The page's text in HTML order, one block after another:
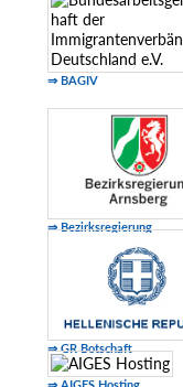
⇒ BAGIV
⇒ Bezirksregierung
⇒ GR Botschaft